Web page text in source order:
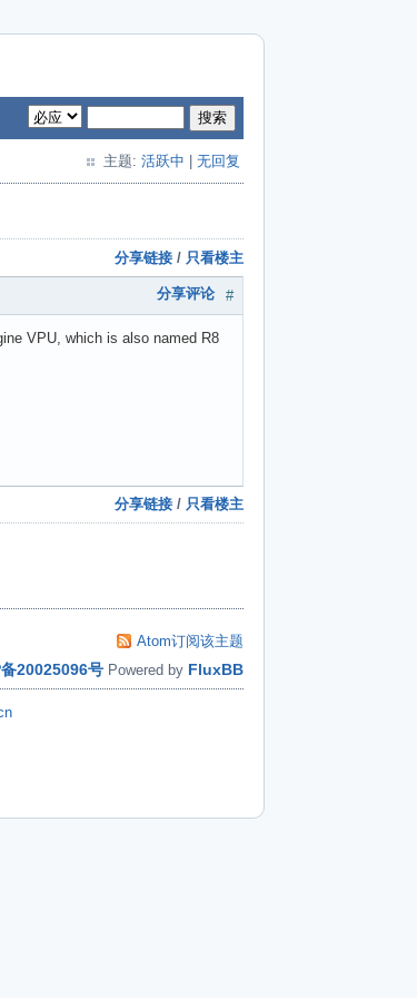
搜索
主题: 活跃中 无回复
分享链接 / 只看楼主
#
分享评论
VPU, which is also named R8
分享链接 / 只看楼主
Atom订阅该主题
20025096号 Powered by FluxBB